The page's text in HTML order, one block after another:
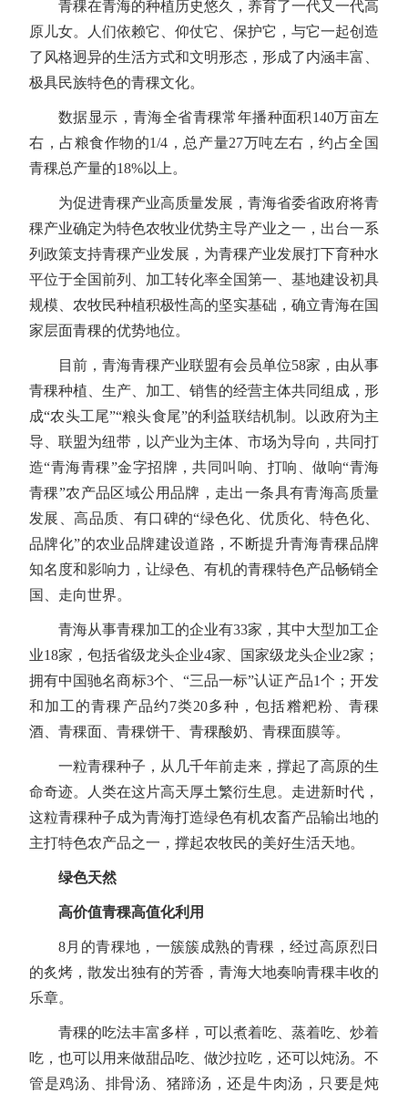
青稞在青海的种植历史悠久，养育了一代又一代高
原儿女。人们依赖它、仰仗它、保护它，与它一起创造
了风格迥异的生活方式和文明形态，形成了内涵丰富、
极具民族特色的青稞文化。
数据显示，青海全省青稞常年播种面积140万亩左
右，占粮食作物的1/4，总产量27万吨左右，约占全国
青稞总产量的18%以上。
为促进青稞产业高质量发展，青海省委省政府将青
稞产业确定为特色农牧业优势主导产业之一，出台一系
列政策支持青稞产业发展，为青稞产业发展打下育种水
平位于全国前列、加工转化率全国第一、基地建设初具
规模、农牧民种植积极性高的坚实基础，确立青海在国
家层面青稞的优势地位。
目前，青海青稞产业联盟有会员单位58家，由从事
青稞种植、生产、加工、销售的经营主体共同组成，形
成“农头工尾”“粮头食尾”的利益联结机制。以政府为主
导、联盟为纽带，以产业为主体、市场为导向，共同打
造“青海青稞”金字招牌，共同叫响、打响、做响“青海
青稞”农产品区域公用品牌，走出一条具有青海高质量
发展、高品质、有口碑的“绿色化、优质化、特色化、
品牌化”的农业品牌建设道路，不断提升青海青稞品牌
知名度和影响力，让绿色、有机的青稞特色产品畅销全
国、走向世界。
青海从事青稞加工的企业有33家，其中大型加工企
业18家，包括省级龙头企业4家、国家级龙头企业2家；
拥有中国驰名商标3个、“三品一标”认证产品1个；开发
和加工的青稞产品约7类20多种，包括糌粑粉、青稞
酒、青稞面、青稞饼干、青稞酸奶、青稞面膜等。
一粒青稞种子，从几千年前走来，撑起了高原的生
命奇迹。人类在这片高天厚土繁衍生息。走进新时代，
这粒青稞种子成为青海打造绿色有机农畜产品输出地的
主打特色农产品之一，撑起农牧民的美好生活天地。
绿色天然
高价值青稞高值化利用
8月的青稞地，一簇簇成熟的青稞，经过高原烈日
的炙烤，散发出独有的芳香，青海大地奏响青稞丰收的
乐章。
青稞的吃法丰富多样，可以煮着吃、蒸着吃、炒着
吃，也可以用来做甜品吃、做沙拉吃，还可以炖汤。不
管是鸡汤、排骨汤、猪蹄汤，还是牛肉汤，只要是炖